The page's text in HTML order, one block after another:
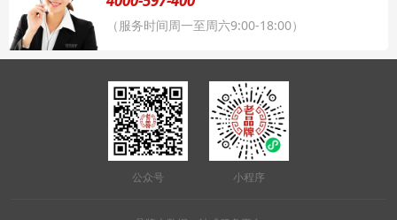
（服务时间周一至周六9:00-18:00）
公众号 小程序